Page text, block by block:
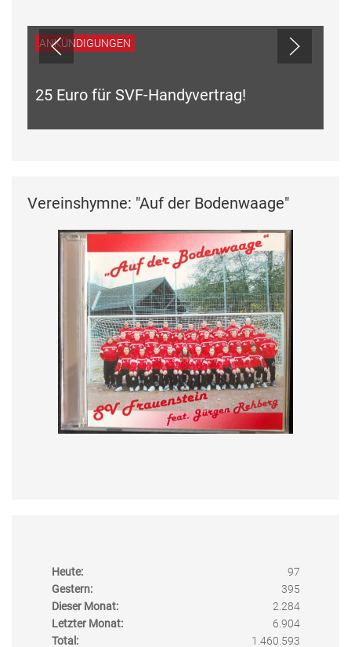
ANKÜNDIGUNGEN
25 Euro für SVF-Handyvertrag!
Vereinshymne: "Auf der Bodenwaage"
Heute:
97
Gestern:
395
Dieser Monat:
2.284
Letzter Monat:
6.904
Total:
1.460.593